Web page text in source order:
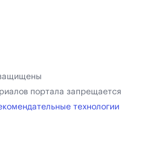
портала запрещается
технологии